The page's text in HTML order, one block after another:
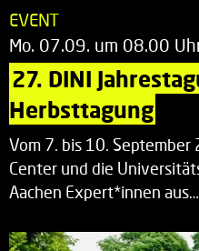
EVENT
Mo. 07.09. um 08.00
27. DINI
Herbsttagung
Vom 7. bis 10.
Center und die
Aachen Expert*innen aus…